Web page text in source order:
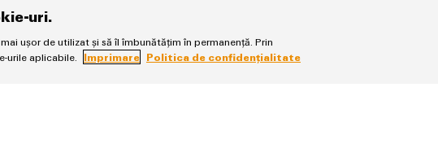
uri.
ușor de utilizat și să îl îmbunătățim în permanență. Prin
urile aplicabile.
Imprimare Politica de confidențialitate